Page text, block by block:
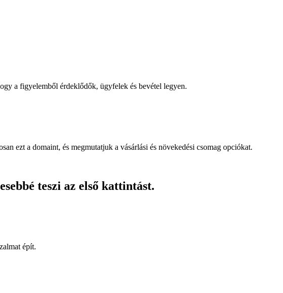
a figyelemből érdeklődők, ügyfelek és bevétel legyen.
ezt a domaint, és megmutatjuk a vásárlási és növekedési csomag opciókat.
teszi az első kattintást.
épít.